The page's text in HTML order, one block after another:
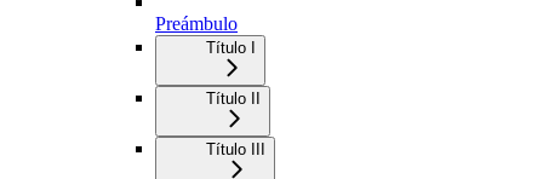
Preámbulo
Título I
Título II
Título III